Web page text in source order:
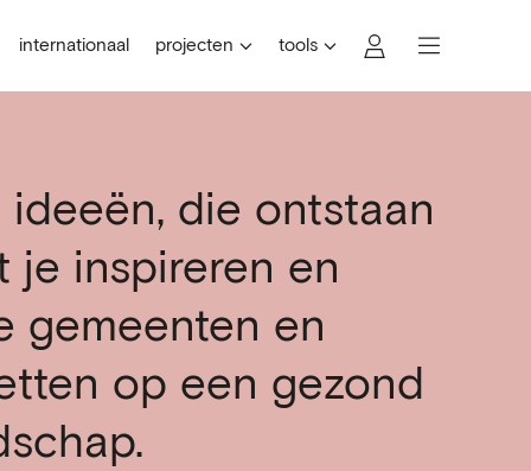
internationaal projecten tools
ideeën, die ontstaan
je inspireren en
gemeenten en
op een gezond